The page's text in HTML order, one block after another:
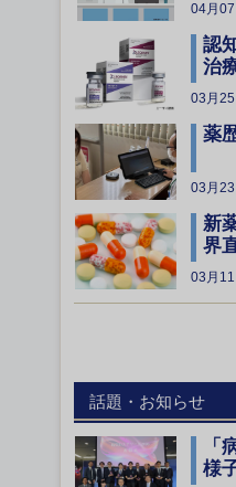
04月
認
治
03月
薬
03月
新
界
03月
話題・お知らせ
「
様